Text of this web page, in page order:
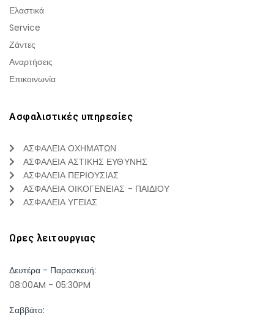
Ελαστικά
Service
Ζάντες
Αναρτήσεις
Επικοινωνία
Ασφαλιστικές υπηρεσίες
ΑΣΦΑΛΕΙΑ ΟΧΗΜΑΤΩΝ
ΑΣΦΑΛΕΙΑ ΑΣΤΙΚΗΣ ΕΥΘΥΝΗΣ
ΑΣΦΑΛΕΙΑ ΠΕΡΙΟΥΣΙΑΣ
ΑΣΦΑΛΕΙΑ ΟΙΚΟΓΕΝΕΙΑΣ - ΠΑΙΔΙΟΥ
ΑΣΦΑΛΕΙΑ ΥΓΕΙΑΣ
Ωρες λειτουργιας
Δευτέρα - Παρασκευή:
08:00AM - 05:30PM
Σαββάτο: